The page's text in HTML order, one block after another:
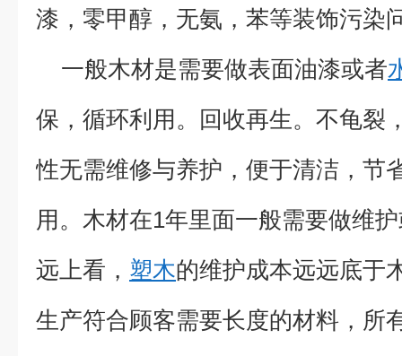
漆，零甲醇，无氨，苯等装饰污染
一般木材是需要做表面油漆或者
保，循环利用。回收再生。不龟裂
性无需维修与养护，便于清洁，节
用。木材在1年里面一般需要做维
远上看， 塑木的维护成本远远底于
生产符合顾客需要长度的材料，所